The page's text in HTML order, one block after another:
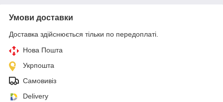
Умови доставки
Доставка здійснюється тільки по передоплаті.
Нова Пошта
Укрпошта
Самовивіз
Delivery